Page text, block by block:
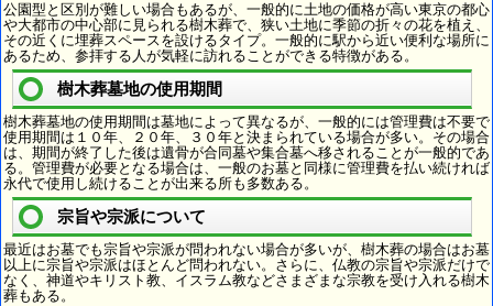
公園型と区別が難しい場合もあるが、一般的に土地の価格が高い東京の都心
や大都市の中心部に見られる樹木葬で、狭い土地に季節の折々の花を植え、
その近くに埋葬スペースを設けるタイプ。一般的に駅から近い便利な場所に
あるため、参拝する人が気軽に訪れることができる特徴がある。
樹木葬墓地の使用期間
樹木葬墓地の使用期間は墓地によって異なるが、一般的には管理費は不要で
使用期間は１０年、２０年、３０年と決まられている場合が多い。その場合
は、期間が終了した後は遺骨が合同墓や集合墓へ移されることが一般的であ
る。管理費が必要となる場合は、一般のお墓と同様に管理費を払い続ければ
永代で使用し続けることが出来る所も多数ある。
宗旨や宗派について
最近はお墓でも宗旨や宗派が問われない場合が多いが、樹木葬の場合はお墓
以上に宗旨や宗派はほとんど問われない。さらに、仏教の宗旨や宗派だけで
なく、神道やキリスト教、イスラム教などさまざまな宗教を受け入れる樹木
葬もある。